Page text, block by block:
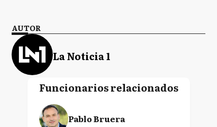
AUTOR
La Noticia 1
Funcionarios relacionados
Pablo Bruera